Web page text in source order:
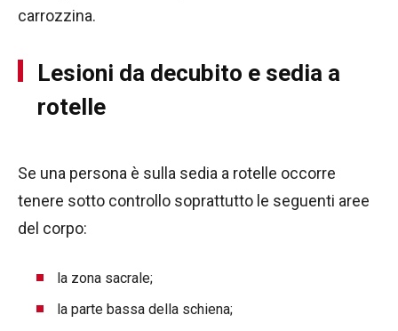
carrozzina.
Lesioni da decubito e sedia a
rotelle
Se una persona è sulla sedia a rotelle occorre
tenere sotto controllo soprattutto le seguenti aree
del corpo:
la zona sacrale;
la parte bassa della schiena;